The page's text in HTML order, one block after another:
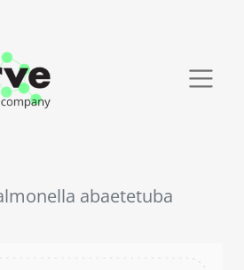
abaetetuba